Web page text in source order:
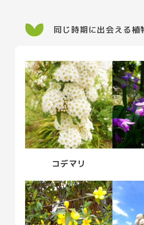
同じ時期に出会える植
コデマリ